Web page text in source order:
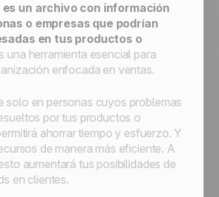
un archivo con información
o empresas que podrían
en tus productos o
una herramienta esencial para
enfocada en ventas.
solo en personas cuyos problemas
por tus productos o
ahorrar tiempo y esfuerzo. Y
de manera más eficiente. A
aumentará tus posibilidades de
en clientes.